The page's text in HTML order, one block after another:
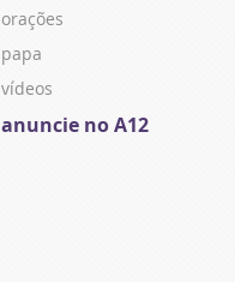
orações
papa
vídeos
anuncie no A12